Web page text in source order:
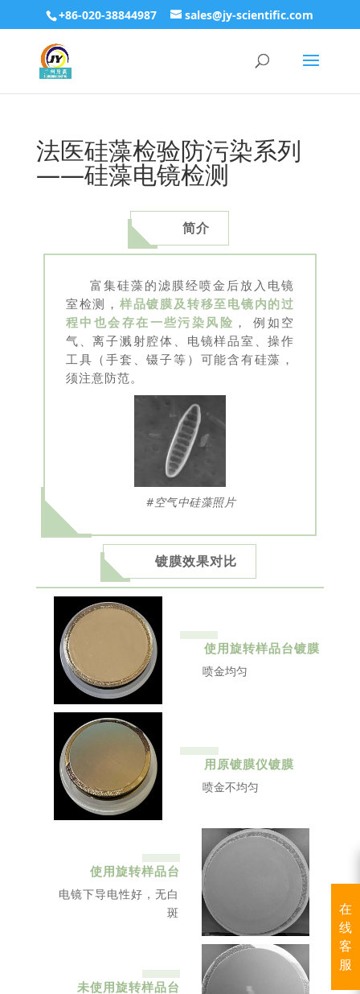
+86-020-38844987 sales@jy-scientific.com
法医硅藻检验防污染系列
——硅藻电镜检测
简介
富集硅藻的滤膜经喷金后放入电镜
室检测， 样品镀膜及转移至电镜内的过
程中也会存在一些污染风险 ， 例如空
气、离子溅射腔体、电镜样品室、操作
工具（手套、镊子等）可能含有硅藻，
须注意防范。
#空气中硅藻照片
镀膜效果对比
使用旋转样品台镀膜
喷金均匀
用原镀膜仪镀膜
喷金不均匀
使用旋转样品台
电镜下导电性好，无白
斑
未使用旋转样品台
在
线
客
服